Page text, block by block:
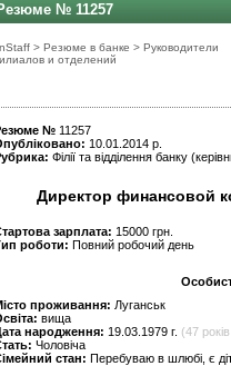
№ 11257
> Резюме в банке > Руководители
и отделений
№ 11257
10.01.2014 р.
Філії та відділення банку
Директор финансовой
зарплата: 15000 грн.
роботи: Повний робочий день
проживання: Луганськ
вища
народження: 19.03.1979 г. (47
Чоловіча
стан: Перебуваю в шлюбі, є